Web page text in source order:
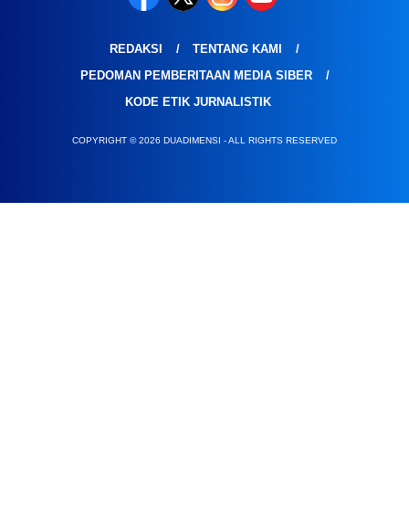
REDAKSI
TENTANG KAMI
PEDOMAN PEMBERITAAN MEDIA SIBER
KODE ETIK JURNALISTIK
COPYRIGHT © 2026 DUADIMENSI - ALL RIGHTS RESERVED